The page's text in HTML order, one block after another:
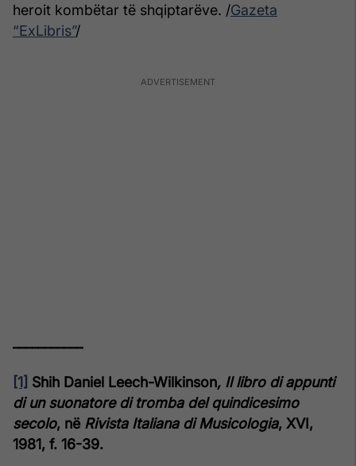
heroit kombëtar të shqiptarëve. /Gazeta
“ExLibris”/
[1] Shih Daniel Leech-Wilkinson, Il libro di appunti
di un suonatore di tromba del quindicesimo
secolo, në Rivista Italiana di Musicologia, XVI,
1981, f. 16-39.